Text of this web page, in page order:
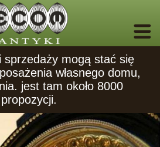
sprzedaży mogą stać się
własnego domu,
jest tam około 8000
propozycji.